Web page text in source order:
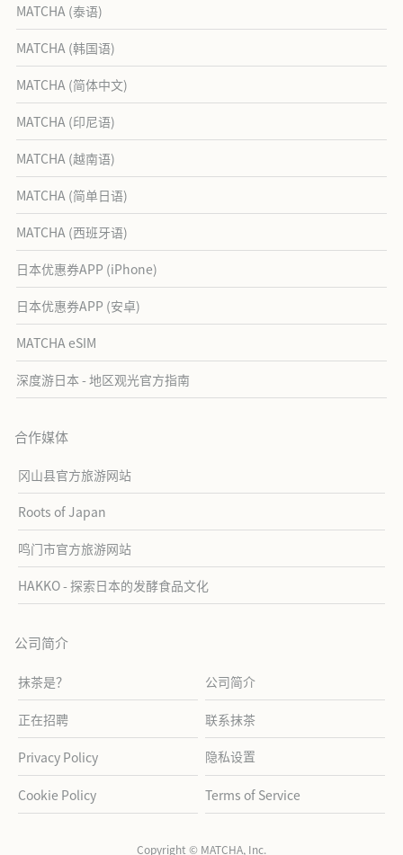
MATCHA (泰语)
MATCHA (韩国语)
MATCHA (简体中文)
MATCHA (印尼语)
MATCHA (越南语)
MATCHA (简单日语)
MATCHA (西班牙语)
日本优惠券APP (iPhone)
日本优惠券APP (安卓)
MATCHA eSIM
深度游日本 - 地区观光官方指南
合作媒体
冈山县官方旅游网站
Roots of Japan
鸣门市官方旅游网站
HAKKO - 探索日本的发酵食品文化
公司简介
抹茶是？ 公司简介
正在招聘 联系抹茶
Privacy Policy 隐私设置
Cookie Policy Terms of Service
Copyright © MATCHA, Inc.